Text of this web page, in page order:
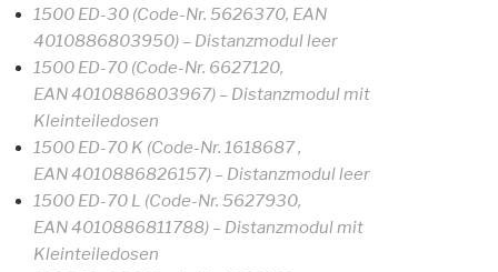
1500 ED-30 (Code-Nr. 5626370, EAN
4010886803950) – Distanzmodul leer
1500 ED-70 (Code-Nr. 6627120,
EAN 4010886803967) – Distanzmodul mit
Kleinteiledosen
1500 ED-70 K (Code-Nr. 1618687 ,
EAN 4010886826157) – Distanzmodul leer
1500 ED-70 L (Code-Nr. 5627930,
EAN 4010886811788) – Distanzmodul mit
Kleinteiledosen